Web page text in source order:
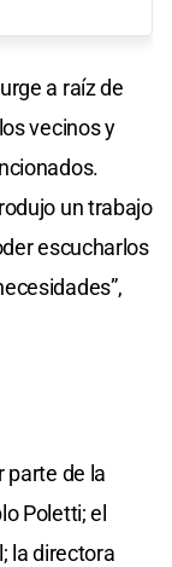
a raíz de
vecinos y
un trabajo
escucharlos
parte de la
Poletti; el
la directora